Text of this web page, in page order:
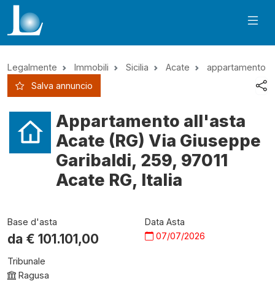
Legalmente Immobili Sicilia Acate
appartamento
Salva annuncio
Appartamento all'asta
Acate (RG) Via Giuseppe
Garibaldi, 259, 97011
Acate RG, Italia
Base d'asta
da € 101.101,00
Data Asta
07/07/2026
Tribunale
Ragusa